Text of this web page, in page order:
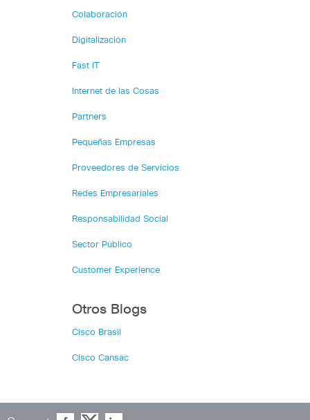
Colaboración
Digitalización
Fast IT
Internet de las Cosas
Partners
Pequeñas Empresas
Proveedores de Servicios
Redes Empresariales
Responsabilidad Social
Sector Público
Customer Experience
Otros Blogs
Cisco Brasil
Cisco Cansac